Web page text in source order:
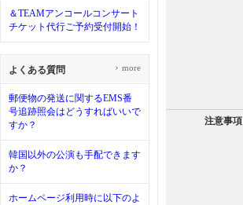
＆TEAMアンコールコンサート
チケット代行ご予約受付開始！
よくある質問
郵便物の発送に関するEMS番
号追跡照会はどうすればいいで
すか？
韓国以外の公演も手配できます
か？
ホームページ利用時に以下のよ
› more
注意事項